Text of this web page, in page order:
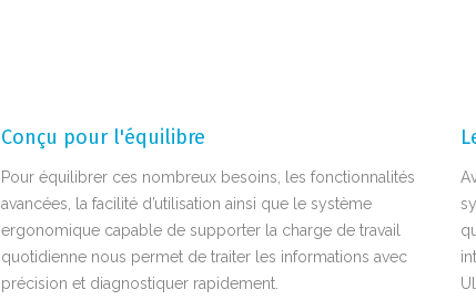
Conçu pour l'équilibre
Pour équilibrer ces nombreux besoins, les fonctionnalités
avancées, la facilité d’utilisation ainsi que le système
ergonomique capable de supporter la charge de travail
quotidienne nous permet de traiter les informations avec
précision et diagnostiquer rapidement.